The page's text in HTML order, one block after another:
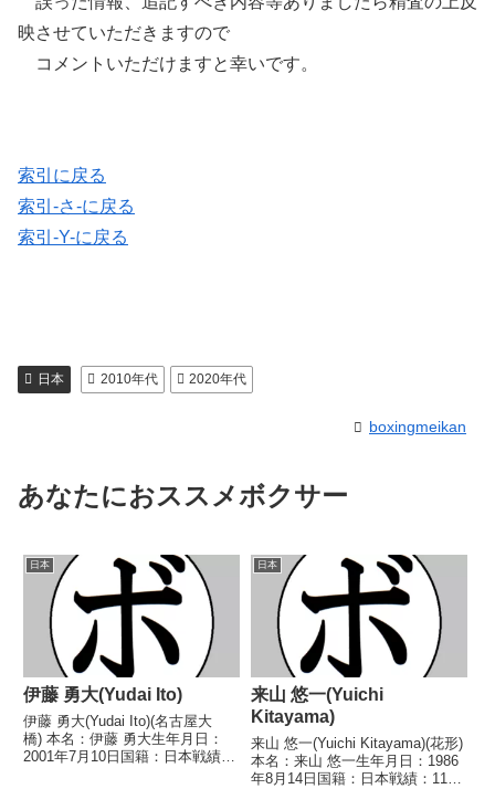
映させていただきますので
コメントいただけますと幸いです。
索引に戻る
索引-さ-に戻る
索引-Y-に戻る
日本 2010年代 2020年代
boxingmeikan
あなたにおススメボクサー
日本
伊藤 勇大(Yudai Ito)
伊藤 勇大(Yudai Ito)(名古屋大
橋) 本名：伊藤 勇大生年月日：
2001年7月10日国籍：日本戦績：
日本
来山 悠一(Yuichi
Kitayama)
来山 悠一(Yuichi Kitayama)(花形)
本名：来山 悠一生年月日：1986
年8月14日国籍：日本戦績：11戦